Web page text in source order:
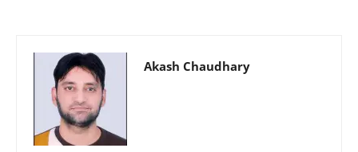
Akash Chaudhary